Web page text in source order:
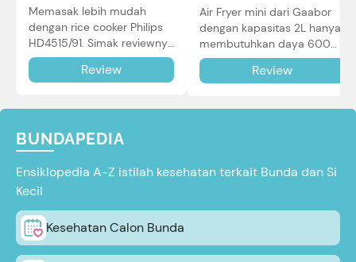
Memasak lebih mudah
dengan rice cooker Philips
HD4515/91. Simak reviewnya
di sini.
Review
Air Fryer mini dari Gaabor
dengan kapasitas 2L hanya
membutuhkan daya 600W
dalam pemakaian. Simak
review selengkapnya di sini.
Review
BUNDAPEDIA
Ensiklopedia A-Z istilah kesehatan terkait Bunda dan Si
Kecil
Kesehatan Calon Bunda